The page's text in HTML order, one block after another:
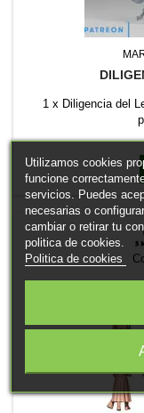
1 x Diligencia del
Utilizamos cookies
funcione
servicios. Puedes
necesarias o
cambiar o retirar tu
politica de cookies.
Politica de cookies